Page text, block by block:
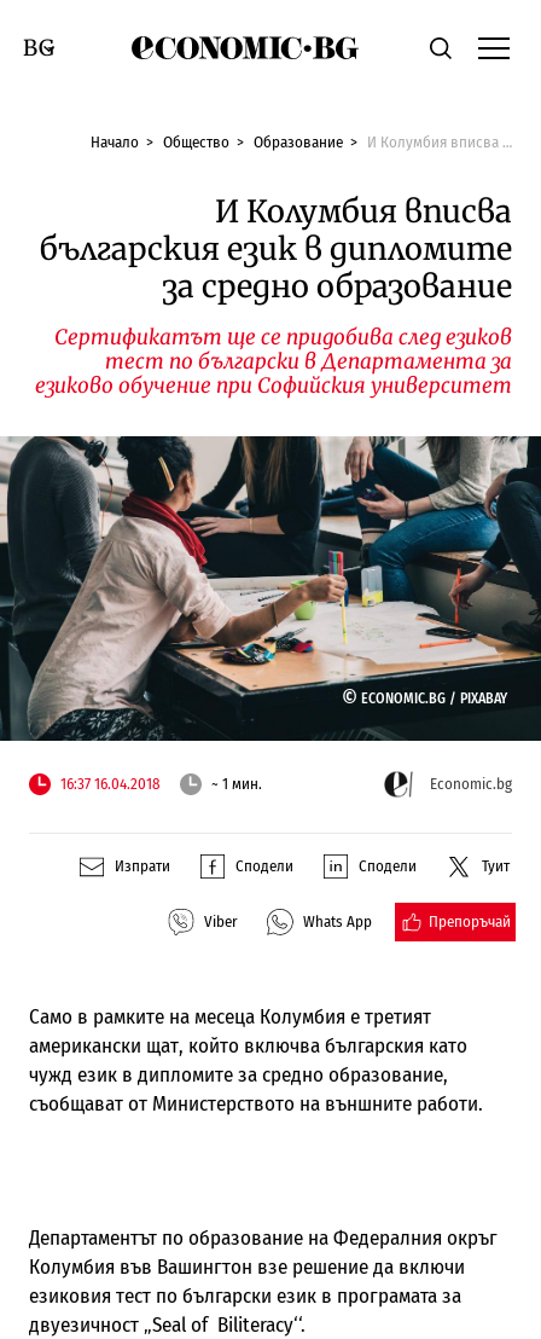
Economic.bgТърсене
Смяна на език
Начало Общество Образование И Колумбия вписва българския език в дипломите за средно образование
И Колумбия вписва
българския език в дипломите
за средно образование
Сертификатът ще се придобива след езиков
тест по български в Департамента за
езиково обучение при Софийския университет
© ECONOMIC.BG / PIXABAY
16:37 16.04.2018 ~ 1 мин. Economic.bg
Изпрати Сподели Сподели Туит
Viber Whats App Препоръчай
Само в рамките на месеца Колумбия е третият
американски щат, който включва българския като
чужд език в дипломите за средно образование,
съобщават от Министерството на външните работи.
Департаментът по образование на Федералния окръг
Колумбия във Вашингтон взе решение да включи
езиковия тест по български език в програмата за
двуезичност „Seal of Biliteracy‘‘.